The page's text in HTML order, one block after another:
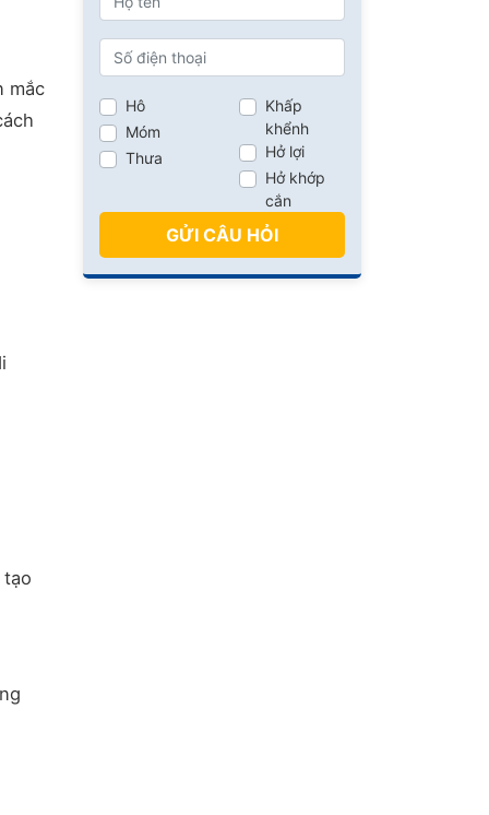
mắc
Hô
Móm
Thưa
Khấp
khểnh
Hở lợi
Hở khớp
cắn
GỬI CÂU HỎI